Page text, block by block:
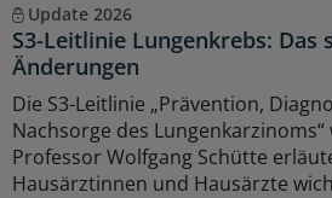
Update 2026
S3-Leitlinie Lungenkrebs:
Änderungen
Die S3-Leitlinie „Prävention,
Nachsorge des
Professor Wolfgang Schütte
Hausärztinnen und Hausärzte